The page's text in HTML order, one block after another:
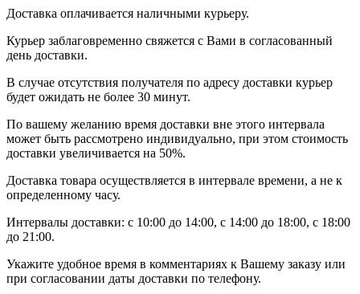
Доставка оплачивается наличными курьеру.
Курьер заблаговременно свяжется с Вами в согласованный
день доставки.
В случае отсутствия получателя по адресу доставки курьер
будет ожидать не более 30 минут.
По вашему желанию время доставки вне этого интервала
может быть рассмотрено индивидуально, при этом стоимость
доставки увеличивается на 50%.
Доставка товара осуществляется в интервале времени, а не к
определенному часу.
Интервалы доставки: с 10:00 до 14:00, с 14:00 до 18:00, с 18:00
до 21:00.
Укажите удобное время в комментариях к Вашему заказу или
при согласовании даты доставки по телефону.